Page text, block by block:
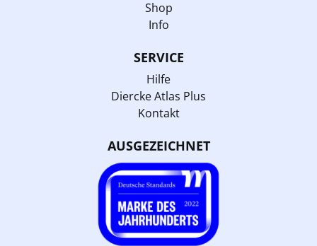
Shop
Info
SERVICE
Hilfe
Diercke Atlas Plus
Kontakt
AUSGEZEICHNET